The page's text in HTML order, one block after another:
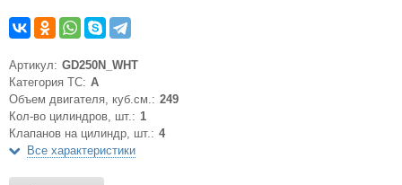
Артикул: GD250N_WHT
Категория ТС: A
Объем двигателя, куб.см.: 249
Кол-во цилиндров, шт.: 1
Клапанов на цилиндр, шт.: 4
Все характеристики